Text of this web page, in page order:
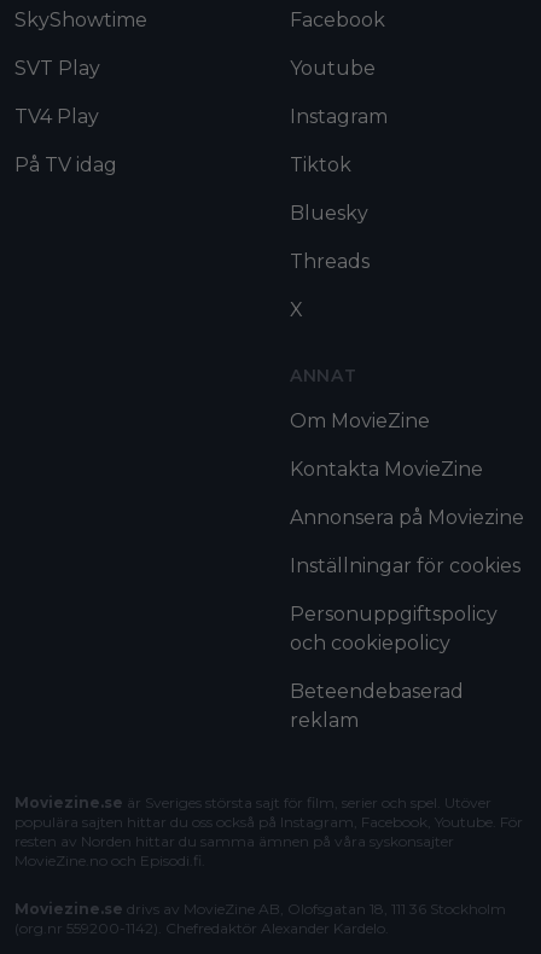
SkyShowtime
SVT Play
TV4 Play
På TV idag
Facebook
Youtube
Instagram
Tiktok
Bluesky
Threads
X
ANNAT
Om MovieZine
Kontakta MovieZine
Annonsera på Moviezine
Inställningar för cookies
Personuppgiftspolicy
och cookiepolicy
Beteendebaserad
reklam
Moviezine.se är Sveriges största sajt för film, serier och spel. Utöver
populära sajten hittar du oss också på Instagram, Facebook, Youtube. För
resten av Norden hittar du samma ämnen på våra syskonsajter
MovieZine.no och Episodi.fi
Moviezine.se drivs av MovieZine AB, Olofsgatan 18, 111 36 Stockholm
(org.nr 559200-1142). Chefredaktör Alexander Kardelo